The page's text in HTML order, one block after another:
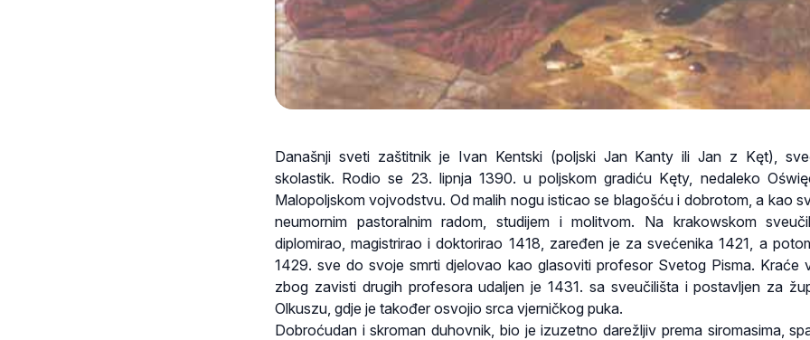
Današnji sveti zaštitnik je Ivan Kentski (poljski Jan Kanty ili Jan z Kęt),
skolastik. Rodio se 23. lipnja 1390. u poljskom gradiću Kęty, nedaleko
Malopoljskom vojvodstvu. Od malih nogu isticao se blagošću i dobrotom, a kao
neumornim pastoralnim radom, studijem i molitvom. Na krakowskom
diplomirao, magistrirao i doktorirao 1418, zaređen je za svećenika 1421, a
1429. sve do svoje smrti djelovao kao glasoviti profesor Svetog Pisma. Kraće
zbog zavisti drugih profesora udaljen je 1431. sa sveučilišta i postavljen za
Olkuszu, gdje je također osvojio srca vjerničkog puka.
Dobroćudan i skroman duhovnik, bio je izuzetno darežljiv prema siromasima,